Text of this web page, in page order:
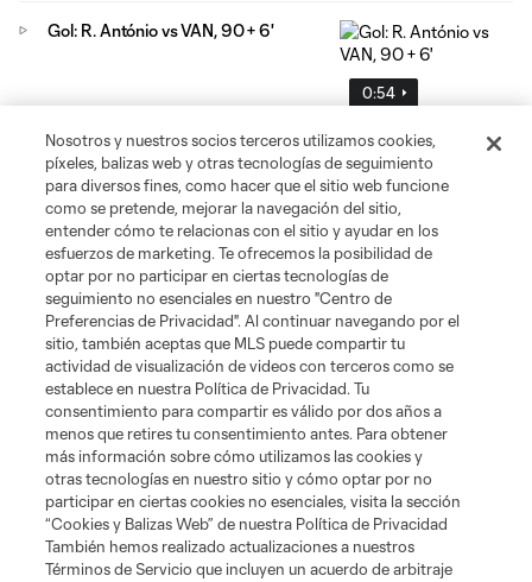
0:54
Gol: R. António vs VAN, 90 + 6'
1:07
Gol: Ó. Estupiñán vs. VAN, 74'
10:28
Mejores Jugadas: Club Tigres vs.
Minnesota United | 7 de Agosto,
2026
Acerca de MLS
Nosotros y nuestros socios terceros utilizamos cookies,
píxeles, balizas web y otras tecnologías de seguimiento
para diversos fines, como hacer que el sitio web funcione
como se pretende, mejorar la navegación del sitio,
entender cómo te relacionas con el sitio y ayudar en los
esfuerzos de marketing. Te ofrecemos la posibilidad de
optar por no participar en ciertas tecnologías de
seguimiento no esenciales en nuestro "Centro de
Preferencias de Privacidad". Al continuar navegando por el
sitio, también aceptas que MLS puede compartir tu
actividad de visualización de videos con terceros como se
establece en nuestra Política de Privacidad. Tu
consentimiento para compartir es válido por dos años a
menos que retires tu consentimiento antes. Para obtener
más información sobre cómo utilizamos las cookies y
otras tecnologías en nuestro sitio y cómo optar por no
participar en ciertas cookies no esenciales, visita la sección
“Cookies y Balizas Web” de nuestra Política de Privacidad
También hemos realizado actualizaciones a nuestros
Términos de Servicio que incluyen un acuerdo de arbitraje